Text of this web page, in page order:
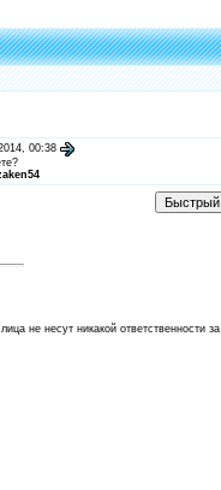
00:38
не несут никакой ответственности за